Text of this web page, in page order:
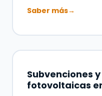
Saber más→
Subvenciones
fotovoltaicas